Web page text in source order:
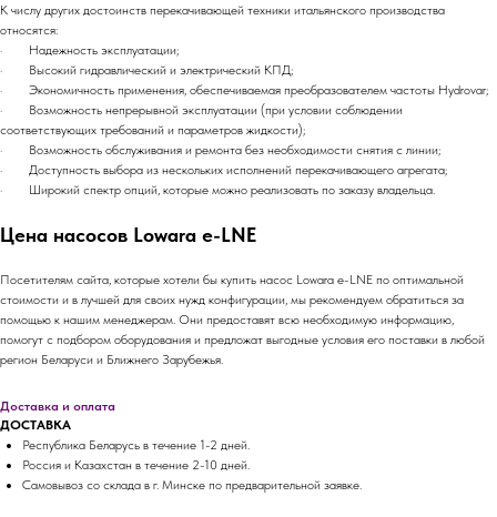
К числу других достоинств перекачивающей техники итальянского производства
относятся:
· Надежность эксплуатации;
· Высокий гидравлический и электрический КПД;
· Экономичность применения, обеспечиваемая преобразователем частоты Hydrovar;
· Возможность непрерывной эксплуатации (при условии соблюдении
соответствующих требований и параметров жидкости);
· Возможность обслуживания и ремонта без необходимости снятия с линии;
· Доступность выбора из нескольких исполнений перекачивающего агрегата;
· Широкий спектр опций, которые можно реализовать по заказу владельца.
Цена насосов Lowara e-LNE
Посетителям сайта, которые хотели бы купить насос Lowara e-LNE по оптимальной
стоимости и в лучшей для своих нужд конфигурации, мы рекомендуем обратиться за
помощью к нашим менеджерам. Они предоставят всю необходимую информацию,
помогут с подбором оборудования и предложат выгодные условия его поставки в любой
регион Беларуси и Ближнего Зарубежья.
Доставка и оплата
ДОСТАВКА
Республика Беларусь в течение 1-2 дней.
Россия и Казахстан в течение 2-10 дней.
Самовывоз со склада в г. Минске по предварительной заявке.